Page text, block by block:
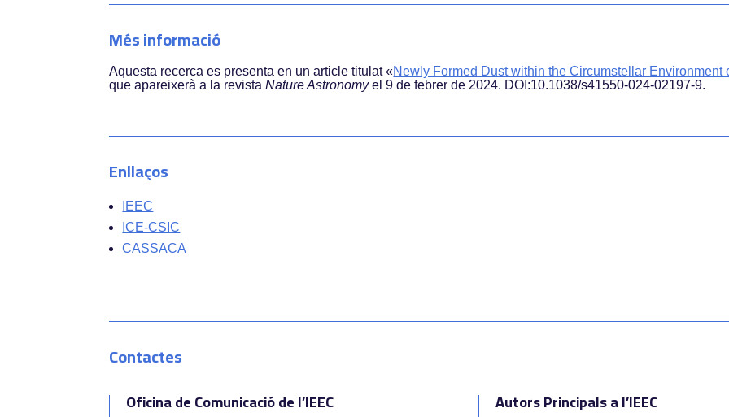
Més informació
Aquesta recerca es presenta en un article titulat«Newly Formed Dust within the Circumstellar Environment
que apareixerà a la revistaNature Astronomyel 9 de febrer de 2024. DOI:10.1038/s41550-024-02197-9.
Enllaços
IEEC
ICE-CSIC
CASSACA
Contactes
Oficina de Comunicació de l’IEEC Autors Principals a l’IEEC